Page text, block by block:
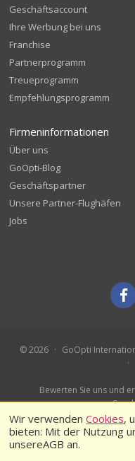
Wir verwendenCookies,
bieten: Mit der Nutzung
unsereAGB an.
Geschäftsaccount
Ihre Werbung bei uns
Franchise
Partnerprogramm
Treueprogramm
Empfehlungsprogramm
Firmeninformationen
Über uns
GoOpti-Blog
Geschäftspartner
Unsere Partner-Flughäfen
Jobs
© 2026 GoOpti
Bewerten Sie uns und
Buchen Sie im Voraus –